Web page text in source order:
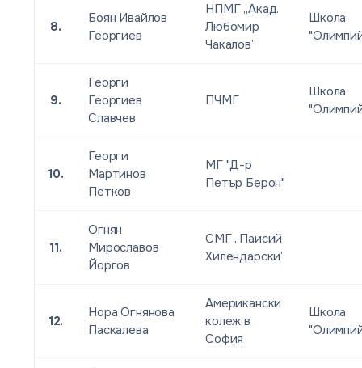
8.
Боян Ивайлов
Георгиев
НПМГ „Акад.
Любомир
Чакалов”
Школа
9.
Георги
Георгиев
Славчев
ПЧМГ
Школа
10.
Георги
Мартинов
Петков
МГ "Д-р
Петър Берон"
11.
Огнян
Мирославов
Йоргов
СМГ „Паисий
Хилендарски”
12.
Нора Огнянова
Паскалева
Американски
колеж в
София
Школа